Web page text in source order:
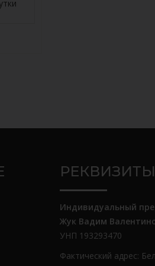
РЕКВИЗИТЫ
Индивидуальный
Жук Вадим
УНП 193293470
Фактический адрес: